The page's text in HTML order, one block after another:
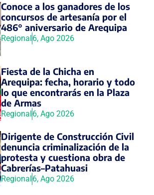
Conoce a los ganadores de los
concursos de artesanía por el
486° aniversario de Arequipa
Regional6, Ago 2026
Fiesta de la Chicha en
Arequipa: fecha, horario y todo
lo que encontrarás en la Plaza
de Armas
Regional6, Ago 2026
Dirigente de Construcción Civil
denuncia criminalización de la
protesta y cuestiona obra de
Cabrerías–Patahuasi
Regional6, Ago 2026